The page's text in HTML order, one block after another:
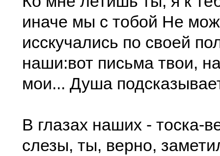
иначе мы с тобой Не
исскучались по своей
наши:вот письма твои,
мои... Душа
В глазах наших - тоска-
слезы, ты, верно,